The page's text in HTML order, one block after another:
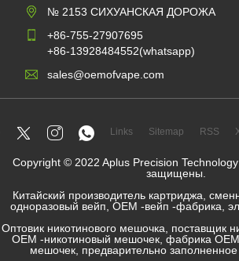
№ 2153 СИХУАНСКАЯ ДОРОЖА
+86-755-27907695
+86-13928484552(whatsapp)
sales@oemofvape.com
Links Sitemap RSS
Copyright © 2022 Aplus Precision
защищены.
Китайский производитель картриджа,
одноразовый вейп, OEM -вейп -фабрика,
Оптовик никотинового мешочка, поставщик
OEM -никотиновый мешочек, фабрика
мешочек, предварительно заполненное